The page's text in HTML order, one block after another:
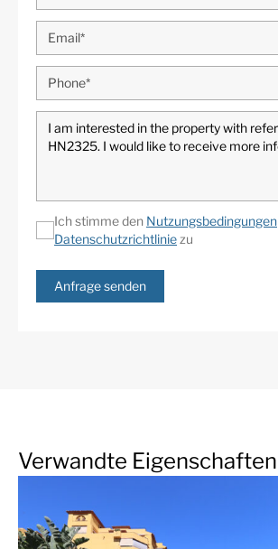
Ich stimme den Nutzungsbedingungen
Datenschutzrichtliniezu
Anfrage senden
Verwandte Eigenschaften